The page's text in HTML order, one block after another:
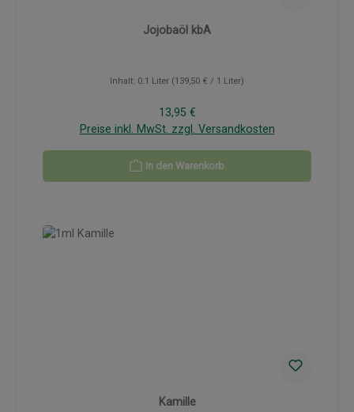
Jojobaöl kbA
Inhalt: 0.1 Liter (139,50 € / 1 Liter)
Regulärer Preis:
13,95 €
Preise inkl. MwSt. zzgl. Versandkosten
In den Warenkorb
Kamille